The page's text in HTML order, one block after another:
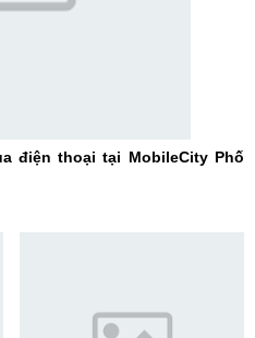
điện thoại tại MobileCity Phố